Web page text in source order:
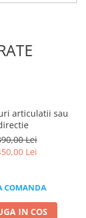
articulatii sau
Lei
Lei
COMANDA
IN COS